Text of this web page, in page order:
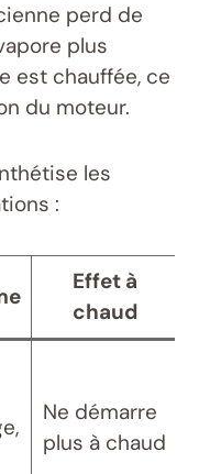
perd de
plus
est chauffée, ce
du moteur.
les
:
Effet à
chaud
Ne démarre
plus à chaud